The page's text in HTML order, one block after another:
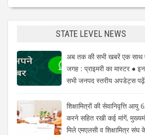
STATE LEVEL NEWS
अब तक की सभी खबरें एक साथ
जगह : प्राइमरी का मास्टर ●
सभी जनपद स्तरीय अपडेट्स पढ़ें
शिक्षामित्रों की सेवानिवृत्ति आयु
करने सहित रखी कई मांगें,
मिले एमएलसी व शिक्षामित्र संघ